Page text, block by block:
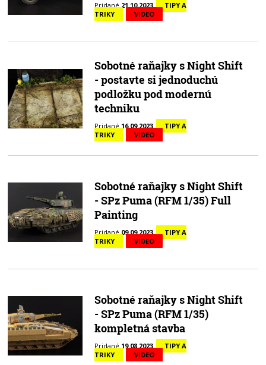
Pridané21.10.2023
TIPY A
TRIKY
VIDEO
Sobotné raňajky s Night Shift
- postavte si jednoduchú
podložku pod modernú
techniku
Pridané16.09.2023
TIPY A
TRIKY
VIDEO
Sobotné raňajky s Night Shift
- SPz Puma (RFM 1/35) Full
Painting
Pridané09.09.2023
TIPY A
TRIKY
VIDEO
Sobotné raňajky s Night Shift
- SPz Puma (RFM 1/35)
kompletná stavba
Pridané19.08.2023
TIPY A
TRIKY
VIDEO